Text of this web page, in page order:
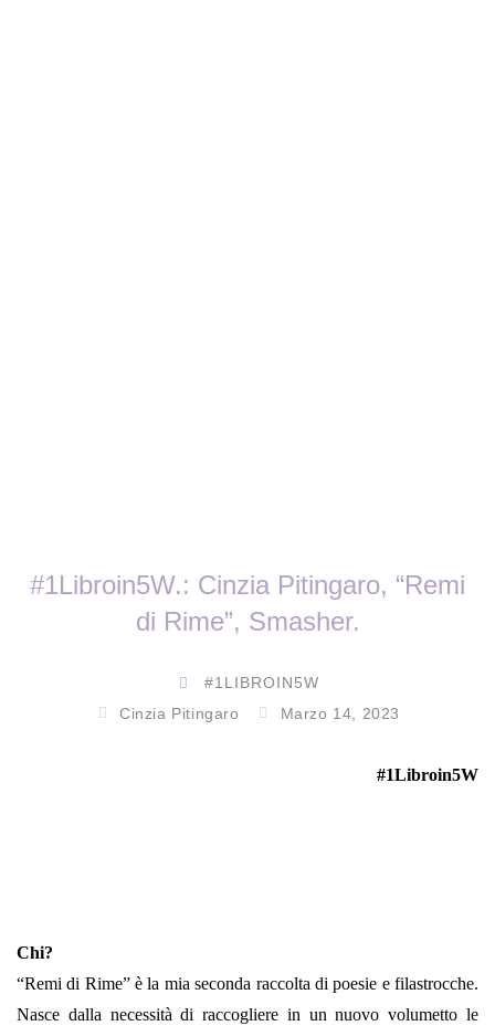
#1Libroin5W.: Cinzia Pitingaro, “Remi
di Rime”, Smasher.
#1LIBROIN5W
Cinzia Pitingaro
Marzo 14, 2023
#1Libroin5W
Chi?
“Remi di Rime” è la mia seconda raccolta di poesie e filastrocche.
Nasce dalla necessità di raccogliere in un nuovo volumetto le